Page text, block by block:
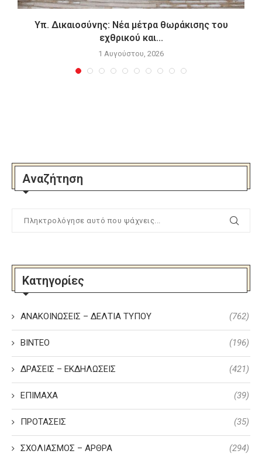
Υπ. Δικαιοσύνης: Νέα μέτρα θωράκισης του
εχθρικού και...
1 Αυγούστου, 2026
Αναζήτηση
Κατηγορίες
ΑΝΑΚΟΙΝΩΣΕΙΣ – ΔΕΛΤΙΑ ΤΥΠΟΥ (762)
ΒΙΝΤΕΟ (196)
ΔΡΑΣΕΙΣ – ΕΚΔΗΛΩΣΕΙΣ (421)
ΕΠΙΜΑΧΑ (39)
ΠΡΟΤΑΣΕΙΣ (35)
ΣΧΟΛΙΑΣΜΟΣ – ΑΡΘΡΑ (294)